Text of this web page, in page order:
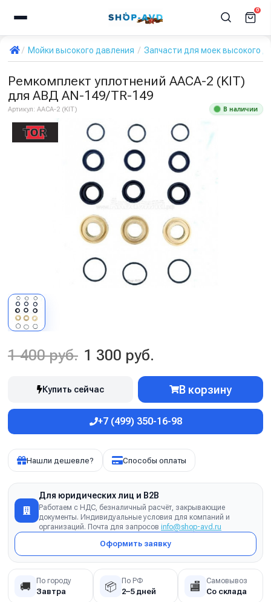
0
Мойки высокого давления Запчасти для моек высокого
Ремкомплект уплотнений AACA-2 (KIT)
для АВД AN-149/TR-149
Артикул: AACA-2 (KIT) В наличии
1 400 руб. 1 300 руб.
Купить сейчас В корзину
+7 (499) 350-16-98
Нашли дешевле? Способы оплаты
Для юридических лиц и B2B
Работаем с НДС, безналичный расчёт, закрывающие
документы. Индивидуальные условия для компаний и
организаций. Почта для запросов info@shop-avd.ru
Оформить заявку
🚚 По городу
Завтра 📦 По РФ
2–5 дней 🏬 Самовывоз
Со склада